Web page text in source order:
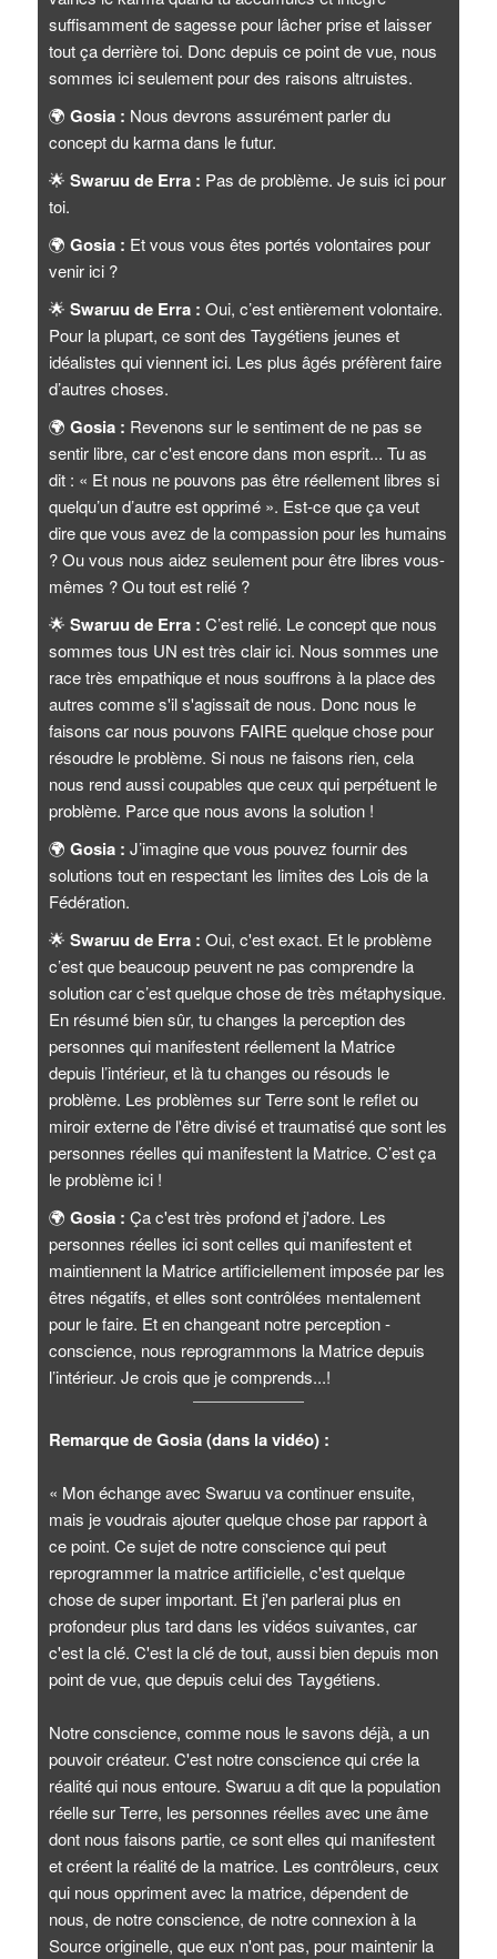
suffisamment de sagesse pour lâcher prise et laisser
tout ça derrière toi. Donc depuis ce point de vue, nous
sommes ici seulement pour des raisons altruistes.
🌍 Gosia : Nous devrons assurément parler du
concept du karma dans le futur.
🌟 Swaruu de Erra : Pas de problème. Je suis ici pour
toi.
🌍 Gosia : Et vous vous êtes portés volontaires pour
venir ici ?
🌟 Swaruu de Erra :Oui, c’est entièrement volontaire.
Pour la plupart, ce sont des Taygétiens jeunes et
idéalistes qui viennent ici. Les plus âgés préfèrent faire
d’autres choses.
🌍 Gosia : Revenons sur le sentiment de ne pas se
sentir libre, car c'est encore dans mon esprit... Tu as
dit : « Et nous ne pouvons pas être réellement libres si
quelqu’un d’autre est opprimé ». Est-ce que ça veut
dire que vous avez de la compassion pour les humains
? Ou vous nous aidez seulement pour être libres vous-
mêmes ? Ou tout est relié ?
🌟 Swaruu de Erra : C’est relié. Le concept que nous
sommes tous UN est très clair ici. Nous sommes une
race très empathique et nous souffrons à la place des
autres comme s'il s'agissait de nous. Donc nous le
faisons car nous pouvons FAIRE quelque chose pour
résoudre le problème. Si nous ne faisons rien, cela
nous rend aussi coupables que ceux qui perpétuent le
problème. Parce que nous avons la solution !
🌍 Gosia : J’imagine que vous pouvez fournir des
solutions tout en respectant les limites des Lois de la
Fédération.
🌟 Swaruu de Erra :Oui, c'est exact. Et le problème
c’est que beaucoup peuvent ne pas comprendre la
solution car c’est quelque chose de très métaphysique.
En résumé bien sûr, tu changes la perception des
personnes qui manifestent réellement la Matrice
depuis l’intérieur, et là tu changes ou résouds le
problème. Les problèmes sur Terre sont le reflet ou
miroir externe de l'être divisé et traumatisé que sont les
personnes réelles qui manifestent la Matrice. C’est ça
le problème ici !
🌍 Gosia :Ça c'est très profond et j'adore. Les
personnes réelles ici sont celles qui manifestent et
maintiennent la Matrice artificiellement imposée par les
êtres négatifs, et elles sont contrôlées mentalement
pour le faire. Et en changeant notre perception -
conscience, nous reprogrammons la Matrice depuis
l’intérieur. Je crois que je comprends...!
Remarque de Gosia (dans la vidéo) :
« Mon échange avec Swaruu va continuer ensuite,
mais je voudrais ajouter quelque chose par rapport à
ce point. Ce sujet de notre conscience qui peut
reprogrammer la matrice artificielle, c'est quelque
chose de super important. Et j'en parlerai plus en
profondeur plus tard dans les vidéos suivantes, car
c'est la clé. C'est la clé de tout, aussi bien depuis mon
point de vue, que depuis celui des Taygétiens.
Notre conscience, comme nous le savons déjà, a un
pouvoir créateur. C'est notre conscience qui crée la
réalité qui nous entoure. Swaruu a dit que la population
réelle sur Terre, les personnes réelles avec une âme
dont nous faisons partie, ce sont elles qui manifestent
et créent la réalité de la matrice. Les contrôleurs, ceux
qui nous oppriment avec la matrice, dépendent de
nous, de notre conscience, de notre connexion à la
Source originelle, que eux n'ont pas, pour maintenir la